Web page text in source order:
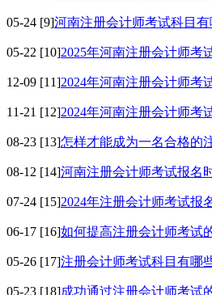
05-24 [9]河南注册会计师考试科目有
05-22 [10]2025年河南注册会计师考
12-09 [11]2024年河南注册会计师考
11-21 [12]2024年河南注册会计师考
08-23 [13]怎样才能成为一名合格的
08-12 [14]河南注册会计师考试报名
07-24 [15]2024年注册会计师考试报
06-17 [16]如何提高注册会计师考试
05-26 [17]注册会计师考试科目有哪
05-23 [18]成功通过注册会计师考试